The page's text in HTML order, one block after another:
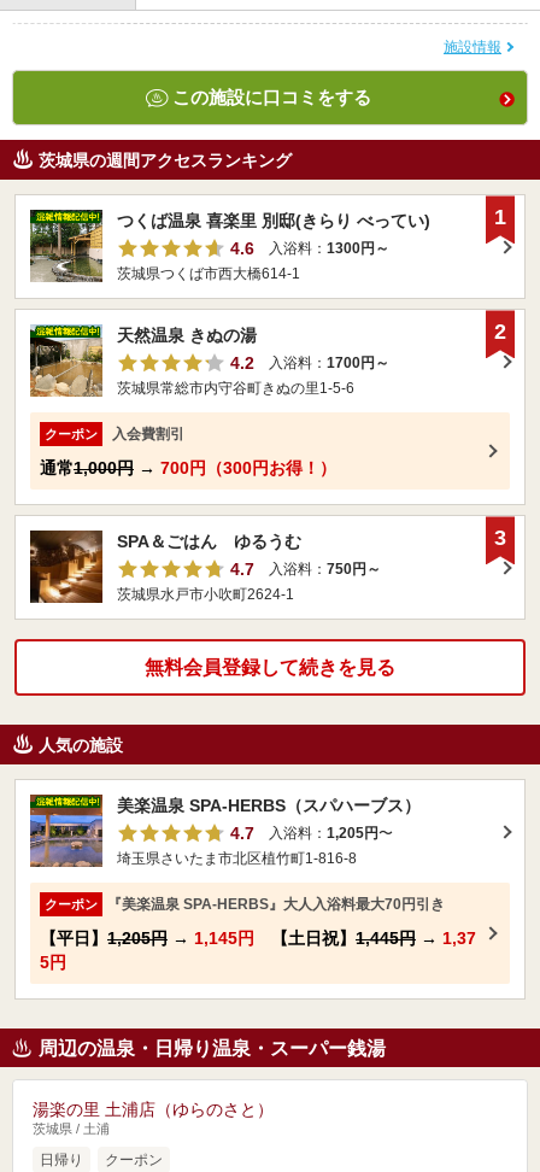
施設情報
この施設に口コミをする
茨城県の週間アクセスランキング
つくば温泉 喜楽里 別邸(きらり べってい)
4.6
入浴料： 1300円～
茨城県つくば市西大橋614-1
1
天然温泉 きぬの湯
4.2
入浴料： 1700円～
茨城県常総市内守谷町きぬの里1-5-6
クーポン 入会費割引
通常1,000円 → 700円（300円お得！）
2
SPA＆ごはん ゆるうむ
4.7
入浴料： 750円～
茨城県水戸市小吹町2624-1
3
無料会員登録して続きを見る
人気の施設
美楽温泉 SPA-HERBS（スパハーブス）
4.7
入浴料： 1,205円〜
埼玉県さいたま市北区植竹町1-816-8
クーポン 『美楽温泉 SPA-HERBS』大人入浴料最大70円引き
【平日】 1,205円 → 1,145円 【土日祝】 1,445円 → 1,37
5円
周辺の温泉・日帰り温泉・スーパー銭湯
湯楽の里 土浦店（ゆらのさと）
茨城県 / 土浦
日帰り クーポン